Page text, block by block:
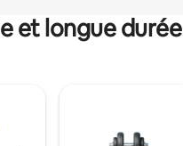
et longue durée